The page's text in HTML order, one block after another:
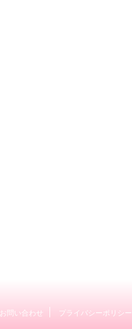
お問い合わせ プライバシーポリシー